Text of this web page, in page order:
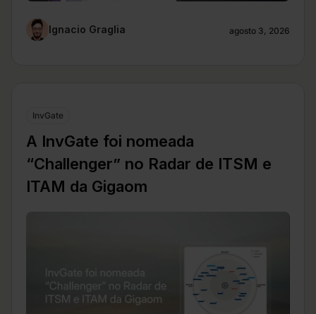
Ignacio Graglia agosto 3, 2026
InvGate
A InvGate foi nomeada
“Challenger” no Radar de ITSM e
ITAM da Gigaom